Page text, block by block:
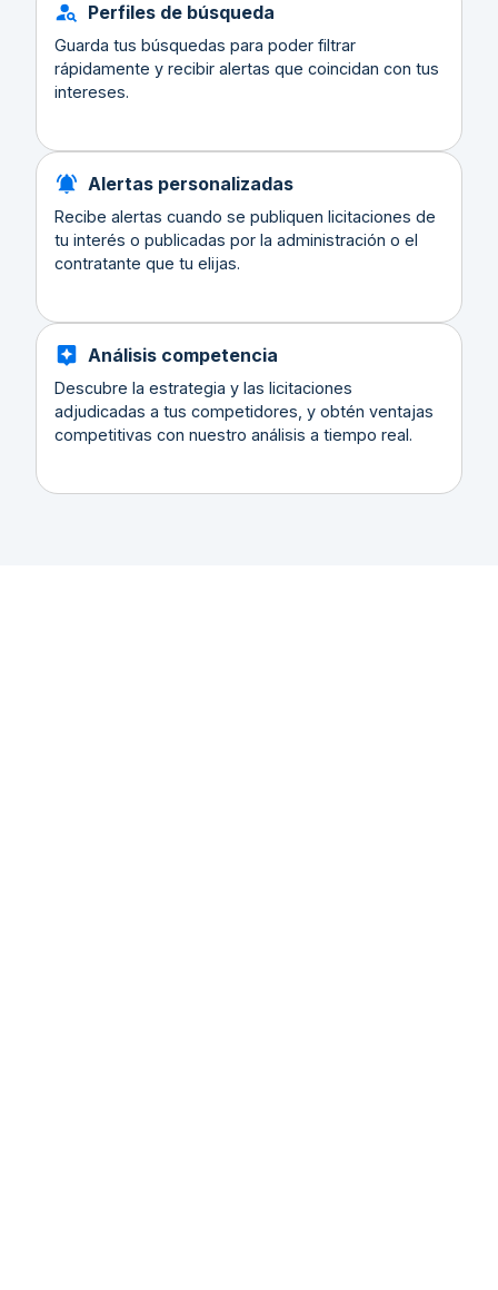
Perfiles de búsqueda
Guarda tus búsquedas para poder filtrar
rápidamente y recibir alertas que coincidan con tus
intereses.
Alertas personalizadas
Recibe alertas cuando se publiquen licitaciones de
tu interés o publicadas por la administración o el
contratante que tu elijas.
Análisis competencia
Descubre la estrategia y las licitaciones
adjudicadas a tus competidores, y obtén ventajas
competitivas con nuestro análisis a tiempo real.